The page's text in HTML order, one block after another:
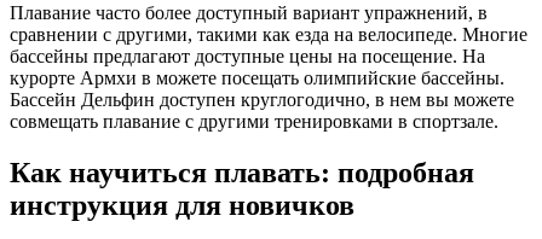
Плавание часто более доступный вариант упражнений, в
сравнении с другими, такими как езда на велосипеде. Многие
бассейны предлагают доступные цены на посещение. На
курорте Армхи в можете посещать олимпийские бассейны.
Бассейн Дельфин доступен круглогодично, в нем вы можете
совмещать плавание с другими тренировками в спортзале.
Как научиться плавать: подробная
инструкция для новичков